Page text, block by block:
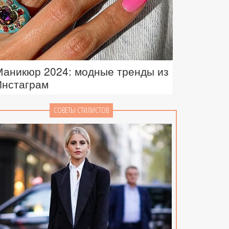
2024: модные тренды из
СОВЕТЫ СТИЛИСТОВ